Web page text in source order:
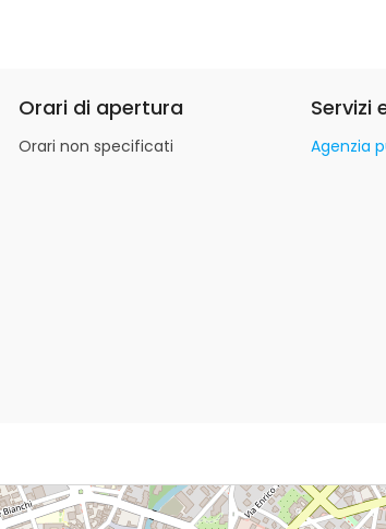
Orari di apertura
Orari non specificati
Servizi
Agenzia